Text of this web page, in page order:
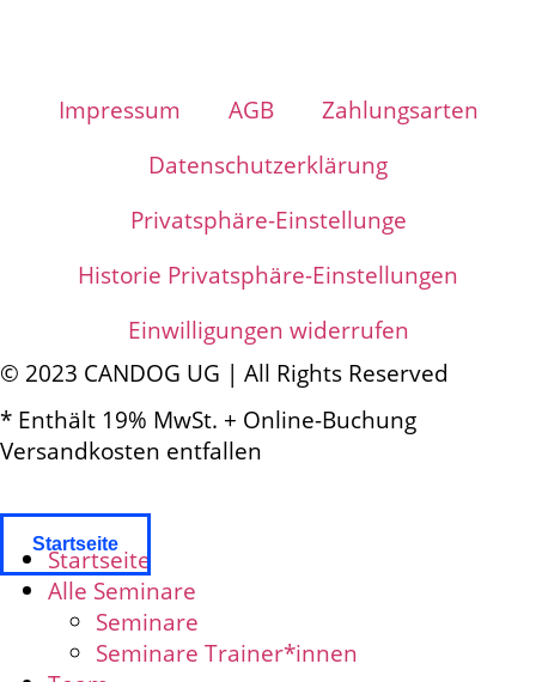
Impressum AGB
Zahlungsarten
Datenschutz­­erklärung
Privatsphäre-Einstellunge
Historie Privatsphäre-Einstellungen
Einwilligungen widerrufen
© 2023 CANDOG UG | All Rights Reserved
* Enthält 19% MwSt. + Online-Buchung
Versandkosten entfallen
Startseite
Startseite
Alle Seminare
Seminare
Seminare Trainer*innen